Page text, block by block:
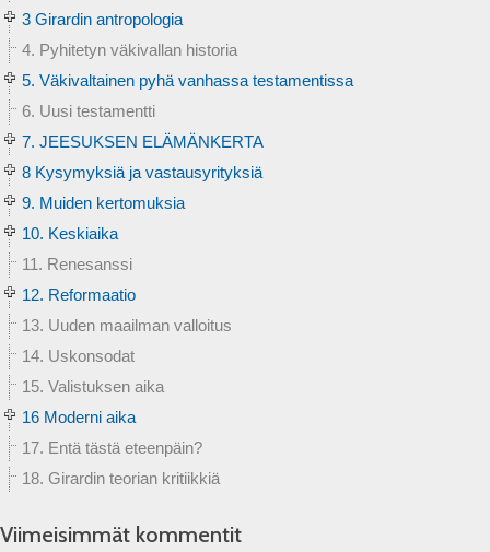
3 Girardin antropologia
4. Pyhitetyn väkivallan historia
5. Väkivaltainen pyhä vanhassa testamentissa
6. Uusi testamentti
7. JEESUKSEN ELÄMÄNKERTA
8 Kysymyksiä ja vastausyrityksiä
9. Muiden kertomuksia
10. Keskiaika
11. Renesanssi
12. Reformaatio
13. Uuden maailman valloitus
14. Uskonsodat
15. Valistuksen aika
16 Moderni aika
17. Entä tästä eteenpäin?
18. Girardin teorian kritiikkiä
Viimeisimmät kommentit